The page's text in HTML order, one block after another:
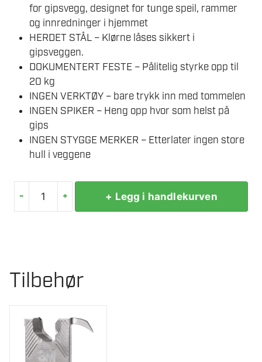
for gipsvegg, designet for tunge speil, rammer
og innredninger i hjemmet
HERDET STÅL – Klørne låses sikkert i
gipsveggen.
DOKUMENTERT FESTE – Pålitelig styrke opp til
20 kg
INGEN VERKTØY – bare trykk inn med tommelen
INGEN SPIKER – Heng opp hvor som helst på
gips
INGEN STYGGE MERKER – Etterlater ingen store
hull i veggene
-
4-
PK
antall
+ + Legg i handlekurven
Tilbehør